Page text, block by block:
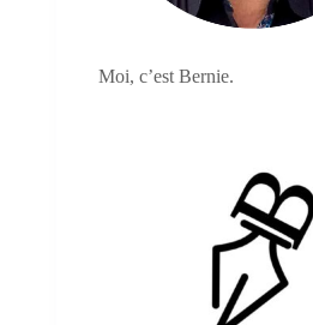
Moi, c’est Bernie.